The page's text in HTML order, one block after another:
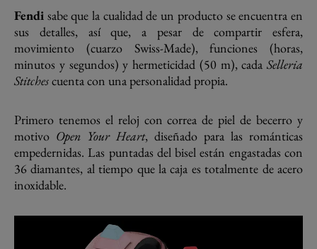
Fendi sabe que la cualidad de un producto se encuentra en
sus detalles, así que, a pesar de compartir esfera,
movimiento (cuarzo Swiss-Made), funciones (horas,
minutos y segundos) y hermeticidad (50 m), cada Selleria
Stitchescuenta con una personalidad propia.
Primero tenemos el reloj con correa de piel de becerro y
motivo Open Your Heart, diseñado para las románticas
empedernidas. Las puntadas del bisel están engastadas con
36 diamantes, al tiempo que la caja es totalmente de acero
inoxidable.